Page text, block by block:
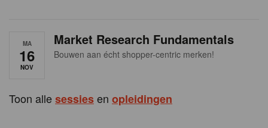
MA
16
NOV
Market Research Fundamentals
Bouwen aan écht shopper-centric merken!
Toon allesessiesen opleidingen